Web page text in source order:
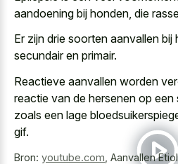
aandoening bij honden, die
Er zijn drie soorten aanvallen bij
secundair en primair.
Reactieve aanvallen worden
reactie van de hersenen op
zoals een lage
gif.
Bron: youtube.com Aanvallen